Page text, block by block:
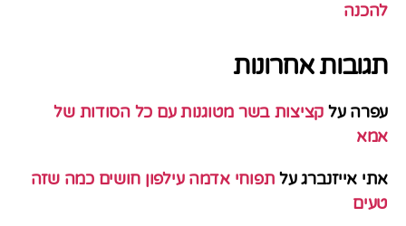
להכנה
תגובות אחרונות
עפרה על קציצות בשר מטוגנות עם כל הסודות של
אמא
אתי אייזנברגעל תפוחי אדמה עילפון חושים כמה שזה
טעים